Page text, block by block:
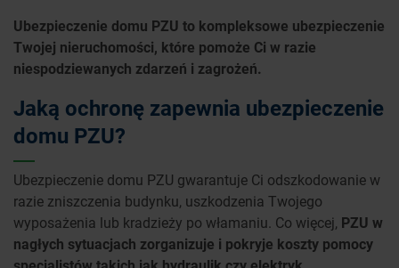
Ubezpieczenie domu PZU to kompleksowe ubezpieczenie
Twojej nieruchomości, które pomoże Ci w razie
niespodziewanych zdarzeń i zagrożeń.
Jaką ochronę zapewnia ubezpieczenie
domu PZU?
Ubezpieczenie domu PZU gwarantuje Ci odszkodowanie w
razie zniszczenia budynku, uszkodzenia Twojego
wyposażenia lub kradzieży po włamaniu. Co więcej, PZU w
nagłych sytuacjach zorganizuje i pokryje koszty pomocy